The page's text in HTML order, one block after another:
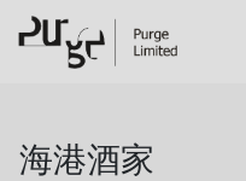
海港酒家